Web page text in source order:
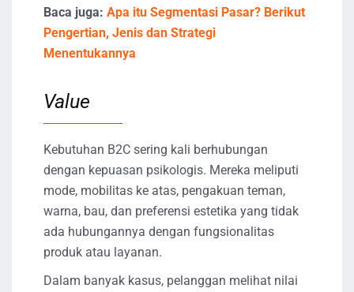
Baca juga: Apa itu Segmentasi Pasar? Berikut
Pengertian, Jenis dan Strategi
Menentukannya
Value
Kebutuhan B2C sering kali berhubungan
dengan kepuasan psikologis. Mereka meliputi
mode, mobilitas ke atas, pengakuan teman,
warna, bau, dan preferensi estetika yang tidak
ada hubungannya dengan fungsionalitas
produk atau layanan.
Dalam banyak kasus, pelanggan melihat nilai